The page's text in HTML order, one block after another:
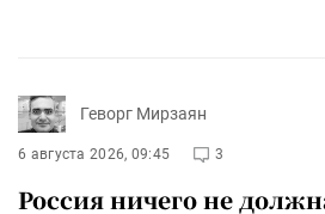
Геворг Мирзаян
6 августа 2026, 09:45 3
Россия ничего не